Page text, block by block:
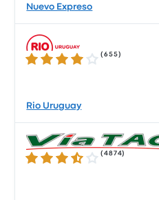
Nuevo Expreso
3.9 sobre 5 estrellas
(655 )
Rio Uruguay
3.7 sobre 5 estrellas
(4874)